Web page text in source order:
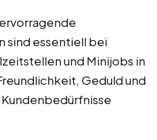
sind essentiell bei
und Minijobs in
Geduld und